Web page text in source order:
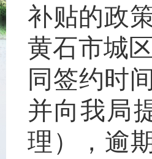
补贴的政
黄石市城
同签约时
并向我局
理），逾